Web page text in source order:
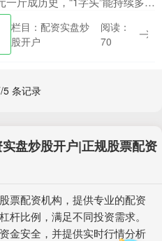
悠选店也能买榴莲，19.9一斤，
。”“山姆买榴莲现场太疯狂
栏目：配资实盘炒
股开户
阅读：
70
5 条记录
盘炒股开户|正规股票配资
票配资机构，提供专业的配资
杆比例，满足不同投资需求。
金安全，并提供实时行情分析